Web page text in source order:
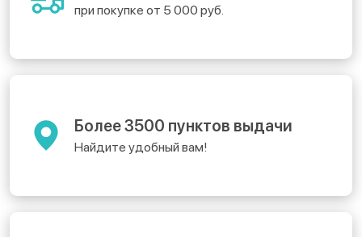
при покупке от 5 000 руб.
Более 3500 пунктов выдачи
Найдите удобный вам!